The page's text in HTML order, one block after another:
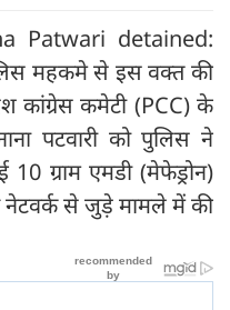
Patwari detained:
महकमे से इस वक्त की
कांग्रेस कमेटी (PCC) के
पटवारी को पुलिस ने
10 ग्राम एमडी (मेफेड्रोन)
नेटवर्क से जुड़े मामले में की